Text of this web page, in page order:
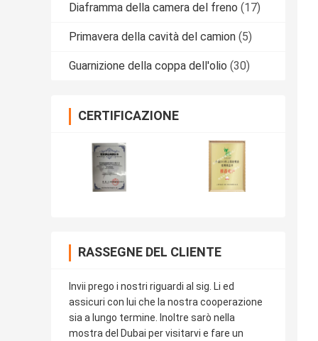
Diaframma della camera del freno (17)
Primavera della cavità del camion (5)
Guarnizione della coppa dell'olio (30)
CERTIFICAZIONE
RASSEGNE DEL CLIENTE
Invii prego i nostri riguardi al sig. Li ed
assicuri con lui che la nostra cooperazione
sia a lungo termine. Inoltre sarò nella
mostra del Dubai per visitarvi e fare un